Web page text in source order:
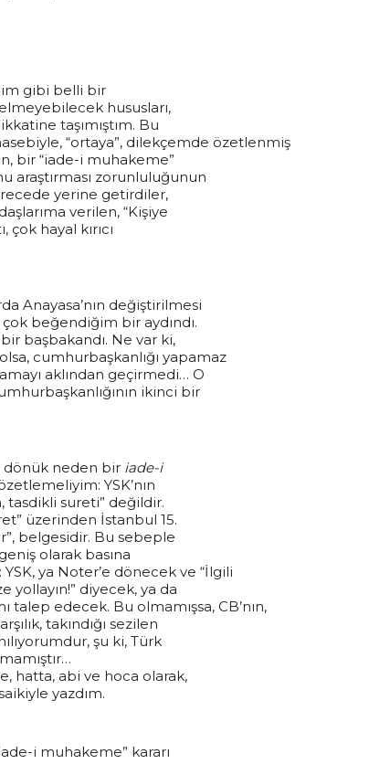
gibi belli bir
hususları,
taşımıştım. Bu
“ortaya”, dilekçemde özetlenmiş
bir “iade-i muhakeme”
araştırması zorunluluğunun
yerine getirdiler,
verilen, “Kişiye
hayal kırıcı
Anayasa’nın değiştirilmesi
beğendiğim bir aydındı.
başbakandı. Ne var ki,
cumhurbaşkanlığı yapamaz
aklından geçirmedi… O
ikinci bir
dönük neden bir iade-i
YSK’nın
tasdikli sureti” değildir.
üzerinden İstanbul 15.
belgesidir. Bu sebeple
olarak basına
ya Noter’e dönecek ve “İlgili
yollayın!” diyecek, ya da
talep edecek. Bu olmamışsa, CB’nın,
takındığı sezilen
şu ki, Türk
hatta, abi ve hoca olarak,
yazdım.
i muhakeme” kararı